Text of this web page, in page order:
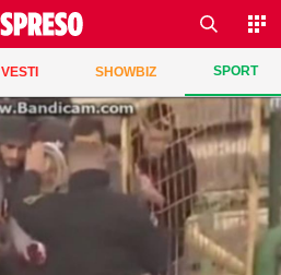
VESTI SHOWBIZ SPORT